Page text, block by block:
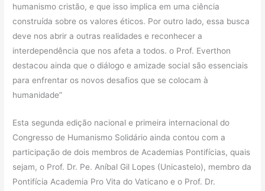
humanismo cristão, e que isso implica em uma ciência
construída sobre os valores éticos. Por outro lado, essa busca
deve nos abrir a outras realidades e reconhecer a
interdependência que nos afeta a todos. o Prof. Everthon
destacou ainda que o diálogo e amizade social são essenciais
para enfrentar os novos desafios que se colocam à
humanidade”
Esta segunda edição nacional e primeira internacional do
Congresso de Humanismo Solidário ainda contou com a
participação de dois membros de Academias Pontifícias, quais
sejam, o Prof. Dr. Pe. Aníbal Gil Lopes (Unicastelo), membro da
Pontifícia Academia Pro Vita do Vaticano e o Prof. Dr.